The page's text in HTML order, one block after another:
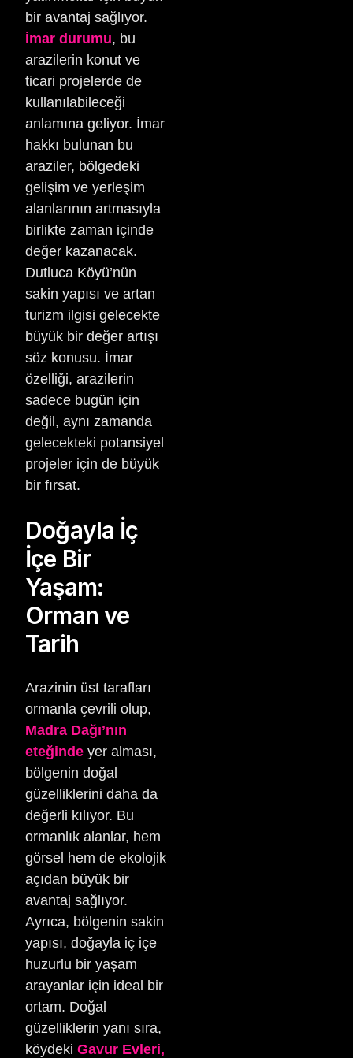
bir avantaj sağlıyor.
İmar durumu, bu
arazilerin konut ve
ticari projelerde de
kullanılabileceği
anlamına geliyor. İmar
hakkı bulunan bu
araziler, bölgedeki
gelişim ve yerleşim
alanlarının artmasıyla
birlikte zaman içinde
değer kazanacak.
Dutluca Köyü’nün
sakin yapısı ve artan
turizm ilgisi gelecekte
büyük bir değer artışı
söz konusu. İmar
özelliği, arazilerin
sadece bugün için
değil, aynı zamanda
gelecekteki potansiyel
projeler için de büyük
bir fırsat.
Doğayla İç
İçe Bir
Yaşam:
Orman ve
Tarih
Arazinin üst tarafları
ormanla çevrili olup,
Madra Dağı’nın
eteğinde yer alması,
bölgenin doğal
güzelliklerini daha da
değerli kılıyor. Bu
ormanlık alanlar, hem
görsel hem de ekolojik
açıdan büyük bir
avantaj sağlıyor.
Ayrıca, bölgenin sakin
yapısı, doğayla iç içe
huzurlu bir yaşam
arayanlar için ideal bir
ortam. Doğal
güzelliklerin yanı sıra,
köydekiGavur Evleri,